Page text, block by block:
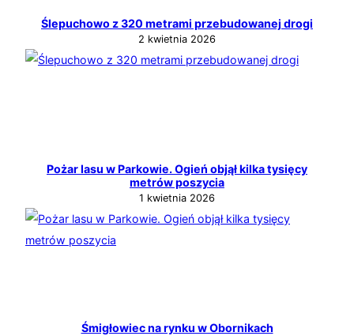
Ślepuchowo z 320 metrami przebudowanej drogi
2 kwietnia 2026
Pożar lasu w Parkowie. Ogień objął kilka tysięcy
metrów poszycia
1 kwietnia 2026
Śmigłowiec na rynku w Obornikach